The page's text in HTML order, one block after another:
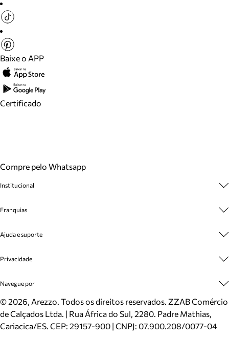
Baixe o APP
Certificado
Compre pelo Whatsapp
Institucional
Cashback
Venda Corporativa
Mapa do Site
Inverno
Mundo Arezzo
Franquias
Plano de Negócio
Ajuda e suporte
Cadastro
Meus Pedidos
Trocas e Devoluções
Cartão Presente
Localizador de lojas
Privacidade
Politica e Privacidade
Navegue por
Sapatos
Bolsas
Scarpins
©2026, Arezzo. Todos os direitos reservados. ZZAB Comércio
de Calçados Ltda. | Rua África do Sul, 2280. Padre Mathias,
Cariacica/ES. CEP: 29157-900 | CNPJ: 07.900.208/0077-04